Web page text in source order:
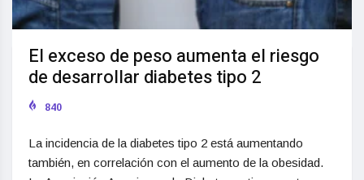
El exceso de peso aumenta el riesgo
de desarrollar diabetes tipo 2
840
La incidencia de la diabetes tipo 2 está aumentando
también, en correlación con el aumento de la obesidad.